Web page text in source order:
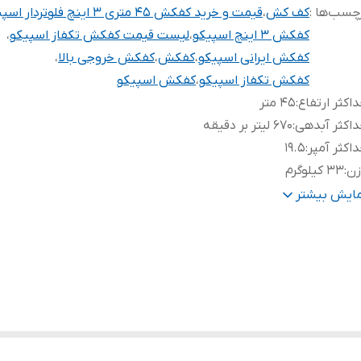
:کف کش،قیمت و خرید کفکش 45 متری 3 اینچ فلوتردار اسپیکو
کفکش 3 اینچ اسپیکو
،لیست قیمت کفکش تکفاز اسپیکو،
کفکش ایرانی اسپیکو،کفکش،کفکش خروجی بالا،
کفکش تکفاز اسپیکو،کفکش اسپیکو
ارتفاع:۴۵ متر
آبدهی:۶۷۰ لیتر بر دقیقه
آمپر :۱۹.۵
:۳۳ کیلوگرم
پروانه:استیلبیشتر